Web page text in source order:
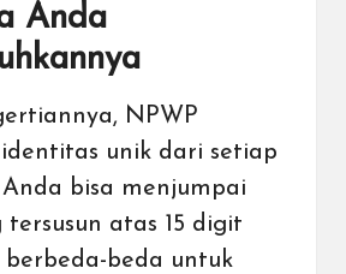
Anda
NPWP
unik dari setiap
bisa menjumpai
tersusun atas 15 digit
beda untuk